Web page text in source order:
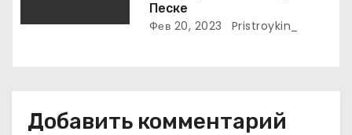
Песке
Фев 20, 2023 Pristroykin_
Добавить комментарий